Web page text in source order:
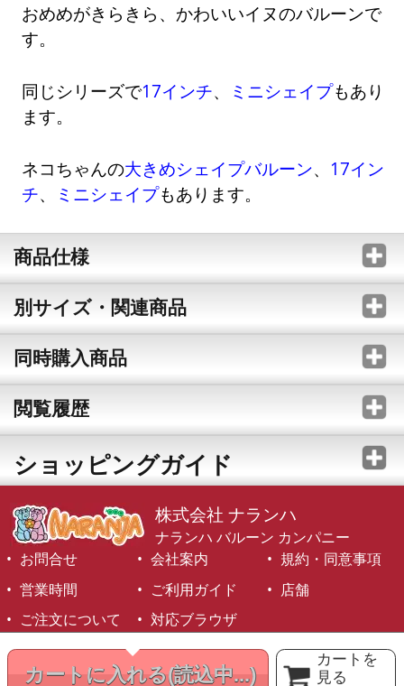
カートに入れる(読込中...)
カートを
見る
おめめがきらきら、かわいいイヌのバルーンで
す。
同じシリーズで17インチ、 ミニシェイプもあり
ます。
ネコちゃんの大きめシェイプバルーン、 17イン
チ、 ミニシェイプもあります。
商品仕様
別サイズ・関連商品
同時購入商品
閲覧履歴
ショッピングガイド
株式会社 ナランハ
ナランハ バルーン カンパニー
お問合せ
会社案内
規約・同意事項
営業時間
ご利用ガイド
店舗
ご注文について
対応ブラウザ
©1999-2026 NARANJA Inc. All Rights Reserved.